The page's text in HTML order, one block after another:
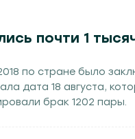
почти 1
по стране было
дата 18 августа,
брак 1202 пары.